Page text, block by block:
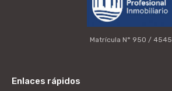
Matrícula N° 950 / 4545
Enlaces rápidos